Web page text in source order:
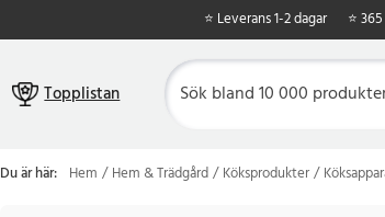
⭐ Leverans 1-2 dagar ⭐
Topplistan
Du är här: Hem Hem & Trädgård Köksprodukter